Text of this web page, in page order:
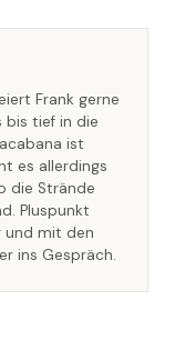
Frank gerne
bis tief in die
ist
es allerdings
die Strände
Pluspunkt
und mit den
ins Gespräch.